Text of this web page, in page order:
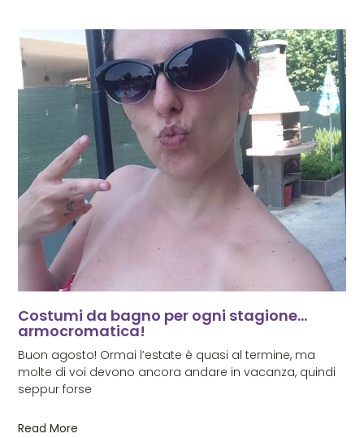
Costumi da bagno per ogni stagione…
armocromatica!
Buon agosto! Ormai l’estate è quasi al termine, ma
molte di voi devono ancora andare in vacanza, quindi
seppur forse
Read More